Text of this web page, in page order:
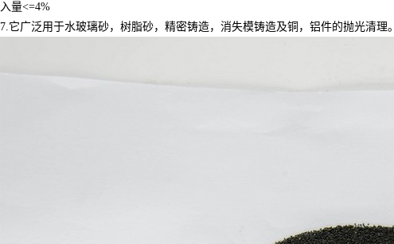
入量<=4%
7.它广泛用于水玻璃砂，树脂砂，精密铸造，消失模铸造及铜，铝件的抛光清理。